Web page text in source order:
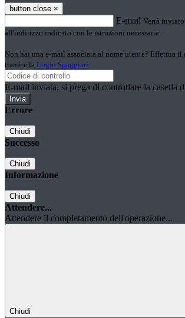
button close ×
E-mail Verrà
all'indirizzo indicato con le istruzioni necessarie.
Non hai una e-mail associata al nome utente? Effettua il
tramite la Login Spaggiari
E-mail inviata, si prega di controllare la casella
Errore
Chiudi
Successo
Chiudi
Informazione
Chiudi
Attendere...
Attendere il completamento dell'operazione...
Chiudi